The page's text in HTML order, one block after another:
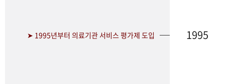
➤ 1995년부터 의료기관 서비스 평가제 도입 1995